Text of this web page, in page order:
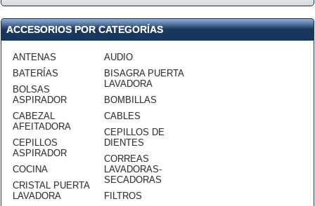
ACCESORIOS POR CATEGORÍAS
ANTENAS
BATERÍAS
BOLSAS
ASPIRADOR
CABEZAL
AFEITADORA
CEPILLOS
ASPIRADOR
COCINA
CRISTAL PUERTA
LAVADORA
AUDIO
BISAGRA PUERTA
LAVADORA
BOMBILLAS
CABLES
CEPILLOS DE
DIENTES
CORREAS
LAVADORAS-
SECADORAS
FILTROS